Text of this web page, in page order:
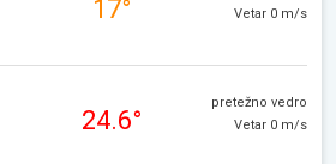
17° Vetar 0 m/s
24.6°
pretežno vedro
Vetar 0 m/s